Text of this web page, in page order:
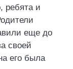
ребята и
еще до
своей
его была